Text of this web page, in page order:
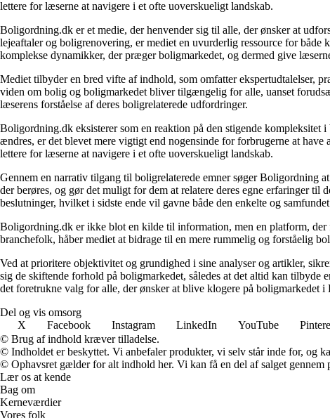
lettere for læserne at navigere i et ofte uoverskueligt landskab.
Boligordning.dk er et medie, der henvender sig til alle, der ønsker at
lejeaftaler og boligrenovering, er mediet en uvurderlig ressource for
komplekse dynamikker, der præger boligmarkedet, og dermed give
Mediet tilbyder en bred vifte af indhold, som omfatter ekspertudtalelser,
viden om bolig og boligmarkedet bliver tilgængelig for alle, uanset
læserens forståelse af deres boligrelaterede udfordringer.
Boligordning.dk eksisterer som en reaktion på den stigende
ændres, er det blevet mere vigtigt end nogensinde for forbrugerne at
lettere for læserne at navigere i et ofte uoverskueligt landskab.
Gennem en narrativ tilgang til boligrelaterede emner søger Boligordning
der berøres, og gør det muligt for dem at relatere deres egne erfaringer
beslutninger, hvilket i sidste ende vil gavne både den enkelte og
Boligordning.dk er ikke blot en kilde til information, men en platform,
branchefolk, håber mediet at bidrage til en mere rummelig og forståelig
Ved at prioritere objektivitet og grundighed i sine analyser og artikler,
sig de skiftende forhold på boligmarkedet, således at det altid kan
det foretrukne valg for alle, der ønsker at blive klogere på boligmarkedet i
Del og vis omsorg
X
Facebook Instagram LinkedIn YouTube
© Brug af indhold kræver tilladelse.
© Indholdet er beskyttet. Vi anbefaler produkter, vi selv står inde for, og
© Ophavsret gælder for alt indhold her. Vi kan få en del af salget
Lær os at kende
Bag om
Kerneværdier
Vores folk